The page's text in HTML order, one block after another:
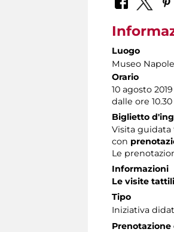
Luogo
Museo
Orario
10 agosto 2019
dalle ore 10.30
Biglietto
Visita
con
Le
Informazioni
Le visite
Tipo
Iniziativa